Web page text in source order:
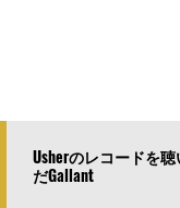
Usherのレコードを
だGallant